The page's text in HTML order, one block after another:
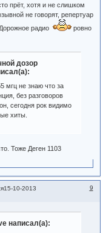
прёт, хотя и не слишком
не говорят, репертуар
радио
ровно
дозор
мгц не знаю что за
без разговоров
сегодня рок видимо
хиты.
Тоже Деген 1103
9
15-10-2013
написал(а):